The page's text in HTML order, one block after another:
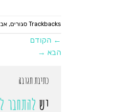
Trackbacks סגורים, אבל את/ה יכול/ה
← הקודם
הבא →
כתיבת תגובה
יש להתחבר